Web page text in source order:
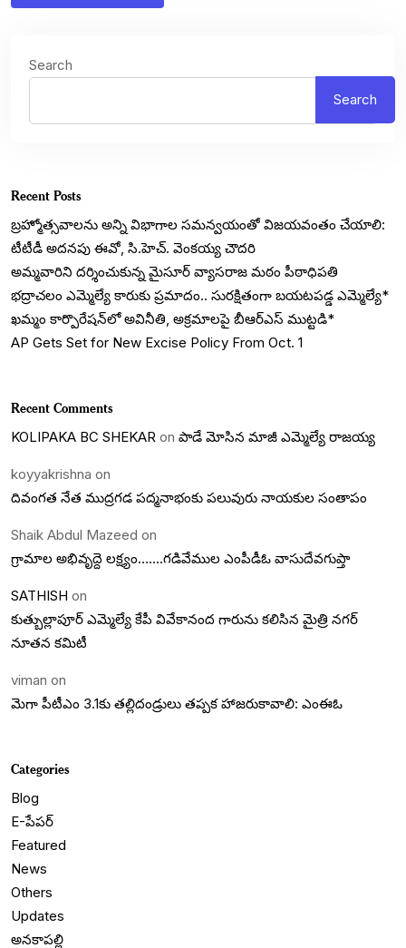
Search
Search
Recent Posts
బ్రహ్మోత్సవాలను అన్ని విభాగాల సమన్వయంతో విజయవంతం చేయాలి:
టీటీడీ అదనపు ఈవో, సి.హెచ్. వెంకయ్య చౌదరి
అమ్మవారిని దర్శించుకున్న మైసూర్ వ్యాసరాజ మఠం పీఠాధిపతి
భద్రాచలం ఎమ్మెల్యే కారుకు ప్రమాదం.. సురక్షితంగా బయటపడ్డ ఎమ్మెల్యే*
ఖమ్మం కార్పొరేషన్‌లో అవినీతి, అక్రమాలపై బీఆర్ఎస్ ముట్టడి*
AP Gets Set for New Excise Policy From Oct. 1
Recent Comments
KOLIPAKA BC SHEKAR on పాడే మోసిన మాజీ ఎమ్మెల్యే రాజయ్య
koyyakrishna on
దివంగత నేత ముద్రగడ పద్మనాభంకు పలువురు నాయకుల సంతాపం
Shaik Abdul Mazeed on
గ్రామాల అభివృద్దె లక్ష్యం…….గడివేముల ఎంపీడీఓ వాసుదేవగుప్తా
SATHISH on
కుత్బుల్లాపూర్ ఎమ్మెల్యే కేపీ వివేకానంద గారును కలిసిన మైత్రి నగర్
నూతన కమిటీ
viman on
మెగా పీటీఎం 3.1కు తల్లిదండ్రులు తప్పక హాజరుకావాలి: ఎంఈఓ
Categories
Blog
E-పేపర్
Featured
News
Others
Updates
అనకాపల్లి